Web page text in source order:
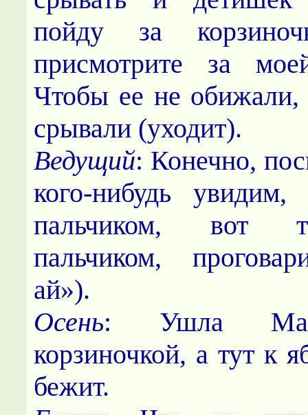
пойду за
присмотрите за
Чтобы ее не обижали,
срывали (уходит).
Ведущий: Конечно,
кого-нибудь
пальчиком, вот
пальчиком,
ай»).
Осень: Ушла
корзиночкой, а тут к
бежит.